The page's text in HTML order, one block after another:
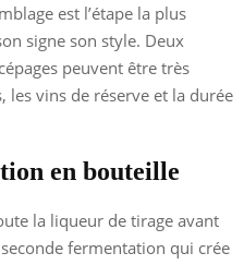
est l’étape la plus
signe son style. Deux
peuvent être très
vins de réserve et la durée
en bouteille
la liqueur de tirage avant
fermentation qui crée